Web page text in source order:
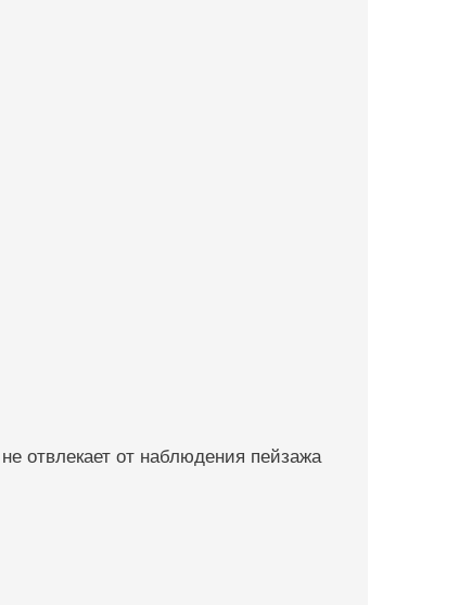
отвлекает от наблюдения пейзажа